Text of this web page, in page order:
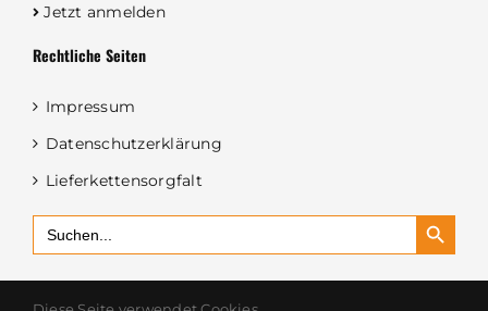
Jetzt anmelden
Rechtliche Seiten
Impressum
Datenschutzerklärung
Lieferkettensorgfalt
Search
for:
Search Button